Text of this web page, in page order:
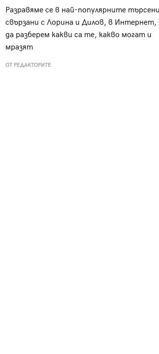
Разравяме се в най-популярните
свързани с Лорина и Дилов, в Интернет,
да разберем какви са те, какво могат и
мразят
ОТ РЕДАКТОРИТЕ